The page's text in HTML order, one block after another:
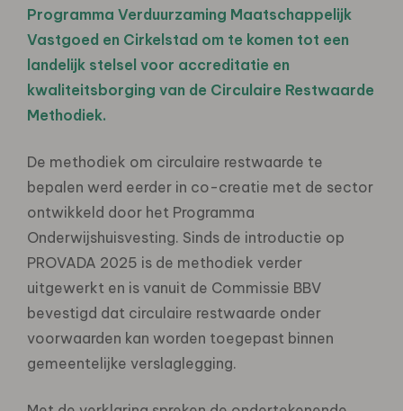
Programma Verduurzaming Maatschappelijk
Vastgoed en Cirkelstad om te komen tot een
landelijk stelsel voor accreditatie en
kwaliteitsborging van de Circulaire Restwaarde
Methodiek.
De methodiek om circulaire restwaarde te
bepalen werd eerder in co-creatie met de sector
ontwikkeld door het Programma
Onderwijshuisvesting. Sinds de introductie op
PROVADA 2025 is de methodiek verder
uitgewerkt en is vanuit de Commissie BBV
bevestigd dat circulaire restwaarde onder
voorwaarden kan worden toegepast binnen
gemeentelijke verslaglegging.